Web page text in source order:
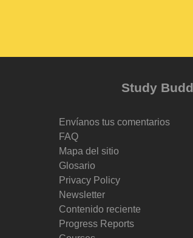
Study
Envíanos tus comentarios
FAQ
Mapa del sitio
Glosario
Privacy Policy
Newsletter
Contenido reciente
Progress Reports